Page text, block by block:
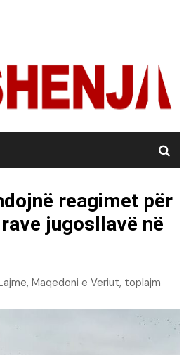
reagimet për
jugosllavë në
, Maqedoni e Veriut, toplajm